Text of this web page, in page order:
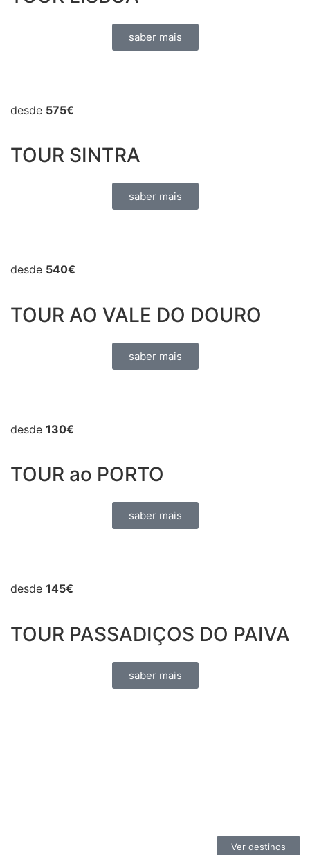
saber mais
desde 575€
TOUR SINTRA
saber mais
desde 540€
TOUR AO VALE DO DOURO
saber mais
desde 130€
TOUR ao PORTO
saber mais
desde 145€
TOUR PASSADIÇOS DO PAIVA
saber mais
Ver destinos